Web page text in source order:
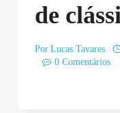
de
Por Lucas Tavares
0 Comentários